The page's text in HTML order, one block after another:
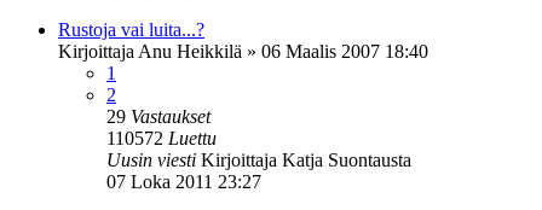
Rustoja vai luita...?
Kirjoittaja Anu Heikkilä » 06 Maalis 2007 18:40
1
2
29 Vastaukset
110572 Luettu
Uusin viesti Kirjoittaja Katja Suontausta
07 Loka 2011 23:27